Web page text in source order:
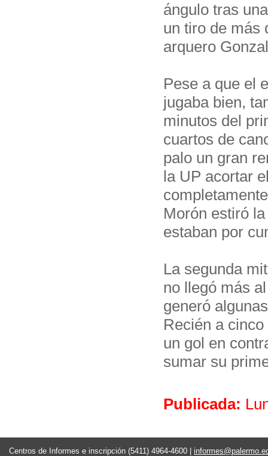
ángulo tras
un tiro de más
arquero
Pese a que el
jugaba bien,
minutos del
cuartos de
palo un gran
la UP acortar
Morón estiró
estaban por
La segunda
no llegó más
generó
Recién a
un gol en
sumar su
Publicada:
Centros de Informes e inscripción (5411) 4964-4600 |